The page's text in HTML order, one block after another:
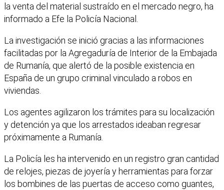
la venta del material sustraído en el mercado negro, ha
informado a Efe la Policía Nacional.
La investigación se inició gracias a las informaciones
facilitadas por la Agregaduría de Interior de la Embajada
de Rumanía, que alertó de la posible existencia en
España de un grupo criminal vinculado a robos en
viviendas.
Los agentes agilizaron los trámites para su localización
y detención ya que los arrestados ideaban regresar
próximamente a Rumanía.
La Policía les ha intervenido en un registro gran cantidad
de relojes, piezas de joyería y herramientas para forzar
los bombines de las puertas de acceso como guantes,